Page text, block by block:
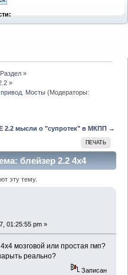
»
»
Мосты (Модераторы:
2.2 мысли о "супротек" в МКПП →
ПЕЧАТЬ
блейзер 2.2 4х4
9692 раз)
эту тему.
01:25:55 pm »
мозговой или простая гмп?
реально?
Записан